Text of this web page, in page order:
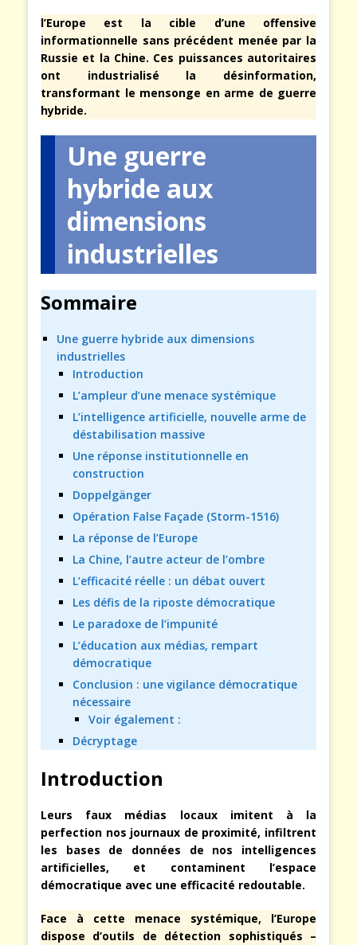
l’Europe est la cible d’une offensive
informationnelle sans précédent menée par la
Russie et la Chine. Ces puissances autoritaires
ont industrialisé la désinformation,
transformant le mensonge en arme de guerre
hybride.
Une guerre
hybride aux
dimensions
industrielles
Sommaire
Une guerre hybride aux dimensions
industrielles
Introduction
L’ampleur d’une menace systémique
L’intelligence artificielle, nouvelle arme de
déstabilisation massive
Une réponse institutionnelle en
construction
Doppelgänger
Opération False Façade (Storm-1516)
La réponse de l’Europe
La Chine, l’autre acteur de l’ombre
L’efficacité réelle : un débat ouvert
Les défis de la riposte démocratique
Le paradoxe de l’impunité
L’éducation aux médias, rempart
démocratique
Conclusion : une vigilance démocratique
nécessaire
Voir également :
Décryptage
Introduction
Leurs faux médias locaux imitent à la
perfection nos journaux de proximité, infiltrent
les bases de données de nos intelligences
artificielles, et contaminent l’espace
démocratique avec une efficacité redoutable.
Face à cette menace systémique, l’Europe
dispose d’outils de détection sophistiqués –